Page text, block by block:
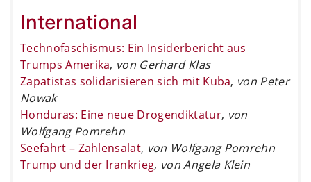
International
Technofaschismus: Ein Insiderbericht aus
Trumps Amerika, von Gerhard Klas
Zapatistas solidarisieren sich mit Kuba, von Peter
Nowak
Honduras: Eine neue Drogendiktatur, von
Wolfgang Pomrehn
Seefahrt – Zahlensalat, von Wolfgang Pomrehn
Trump und der Irankrieg, von Angela Klein